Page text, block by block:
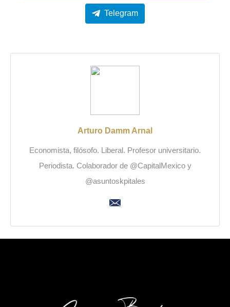
Telegram
Arturo Damm Arnal
Economista, filósofo. Liberal. Profesor universitario.
Periodista. Colaborador de @CapitalMexico y
@asuntoskpitales